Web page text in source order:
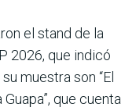
el stand de la
2026, que indicó
muestra son “El
que cuenta